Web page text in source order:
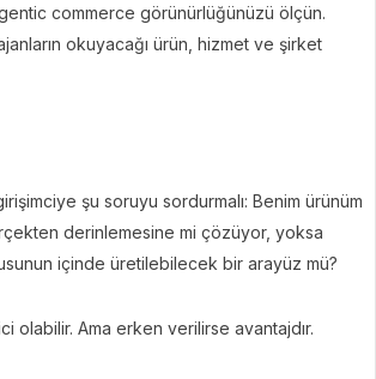
commerce görünürlüğünüzü ölçün.
okuyacağı ürün, hizmet ve şirket
şu soruyu sordurmalı: Benim ürünüm
derinlemesine mi çözüyor, yoksa
içinde üretilebilecek bir arayüz mü?
olabilir. Ama erken verilirse avantajdır.